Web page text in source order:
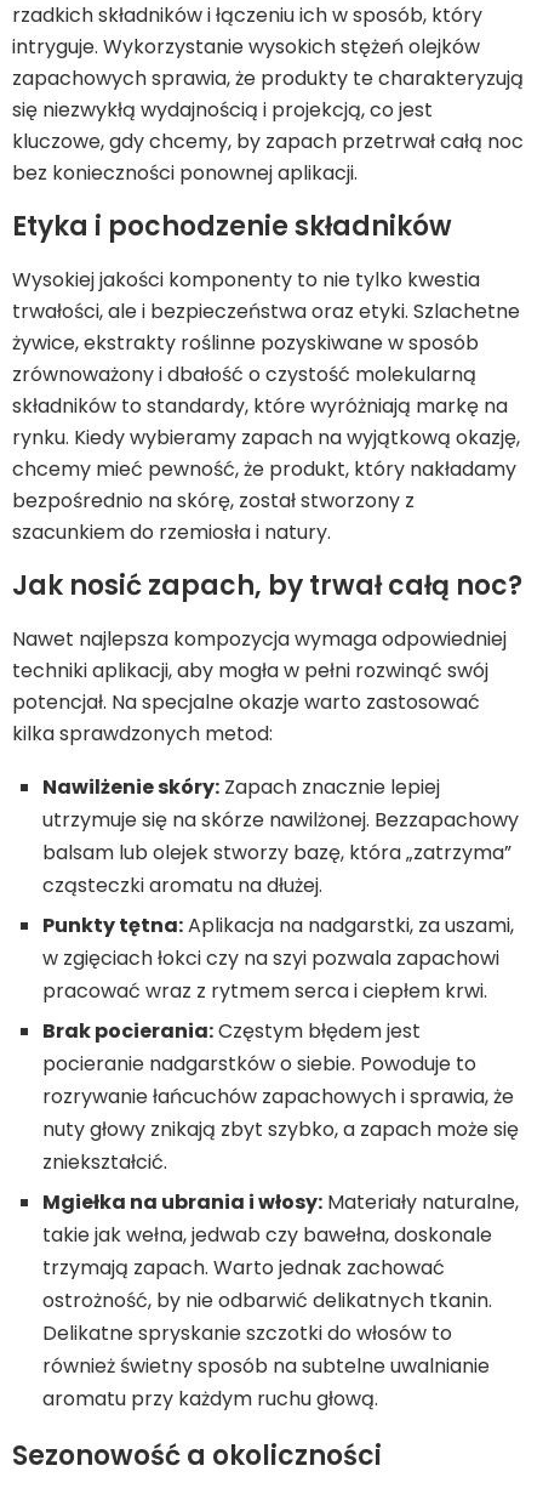
rzadkich składników i łączeniu ich w sposób, który
intryguje. Wykorzystanie wysokich stężeń olejków
zapachowych sprawia, że produkty te charakteryzują
się niezwykłą wydajnością i projekcją, co jest
kluczowe, gdy chcemy, by zapach przetrwał całą noc
bez konieczności ponownej aplikacji.
Etyka i pochodzenie składników
Wysokiej jakości komponenty to nie tylko kwestia
trwałości, ale i bezpieczeństwa oraz etyki. Szlachetne
żywice, ekstrakty roślinne pozyskiwane w sposób
zrównoważony i dbałość o czystość molekularną
składników to standardy, które wyróżniają markę na
rynku. Kiedy wybieramy zapach na wyjątkową okazję,
chcemy mieć pewność, że produkt, który nakładamy
bezpośrednio na skórę, został stworzony z
szacunkiem do rzemiosła i natury.
Jak nosić zapach, by trwał całą noc?
Nawet najlepsza kompozycja wymaga odpowiedniej
techniki aplikacji, aby mogła w pełni rozwinąć swój
potencjał. Na specjalne okazje warto zastosować
kilka sprawdzonych metod:
Nawilżenie skóry: Zapach znacznie lepiej
utrzymuje się na skórze nawilżonej. Bezzapachowy
balsam lub olejek stworzy bazę, która „zatrzyma”
cząsteczki aromatu na dłużej.
Punkty tętna:Aplikacja na nadgarstki, za uszami,
w zgięciach łokci czy na szyi pozwala zapachowi
pracować wraz z rytmem serca i ciepłem krwi.
Brak pocierania:Częstym błędem jest
pocieranie nadgarstków o siebie. Powoduje to
rozrywanie łańcuchów zapachowych i sprawia, że
nuty głowy znikają zbyt szybko, a zapach może się
zniekształcić.
Mgiełka na ubrania i włosy: Materiały naturalne,
takie jak wełna, jedwab czy bawełna, doskonale
trzymają zapach. Warto jednak zachować
ostrożność, by nie odbarwić delikatnych tkanin.
Delikatne spryskanie szczotki do włosów to
również świetny sposób na subtelne uwalnianie
aromatu przy każdym ruchu głową.
Sezonowość a okoliczności